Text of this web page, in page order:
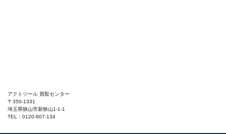
アクトツール 買取センター
〒350-1331
埼玉県狭山市新狭山1-1-1
TEL：0120-907-134